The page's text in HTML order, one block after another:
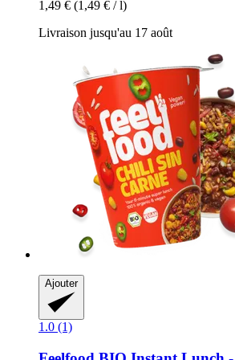
1,49 € (1,49 € / l)
Livraison jusqu'au 17 août
Ajouter
1.0 (1)